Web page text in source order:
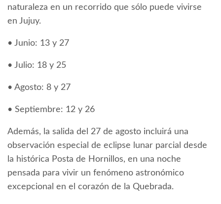
naturaleza en un recorrido que sólo puede vivirse
en Jujuy.
• Junio: 13 y 27
• Julio: 18 y 25
• Agosto: 8 y 27
• Septiembre: 12 y 26
Además, la salida del 27 de agosto incluirá una
observación especial de eclipse lunar parcial desde
la histórica Posta de Hornillos, en una noche
pensada para vivir un fenómeno astronómico
excepcional en el corazón de la Quebrada.